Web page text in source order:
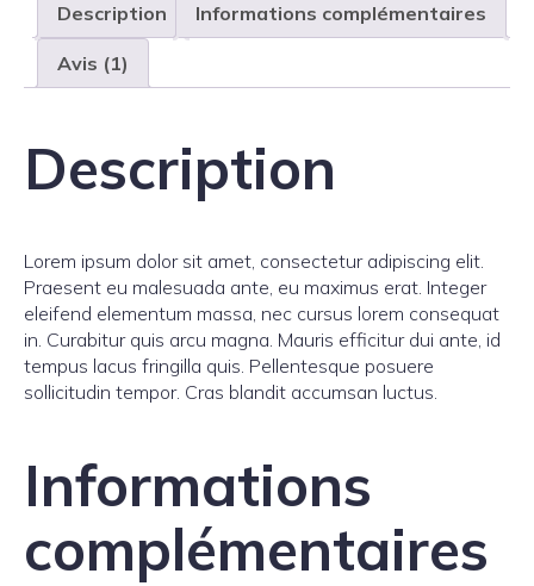
Description Informations complémentaires
Avis (1)
Description
Lorem ipsum dolor sit amet, consectetur adipiscing elit.
Praesent eu malesuada ante, eu maximus erat. Integer
eleifend elementum massa, nec cursus lorem consequat
in. Curabitur quis arcu magna. Mauris efficitur dui ante, id
tempus lacus fringilla quis. Pellentesque posuere
sollicitudin tempor. Cras blandit accumsan luctus.
Informations
complémentaires